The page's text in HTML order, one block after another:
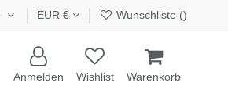
EUR € Wunschliste ()
Anmelden Wishlist Warenkorb